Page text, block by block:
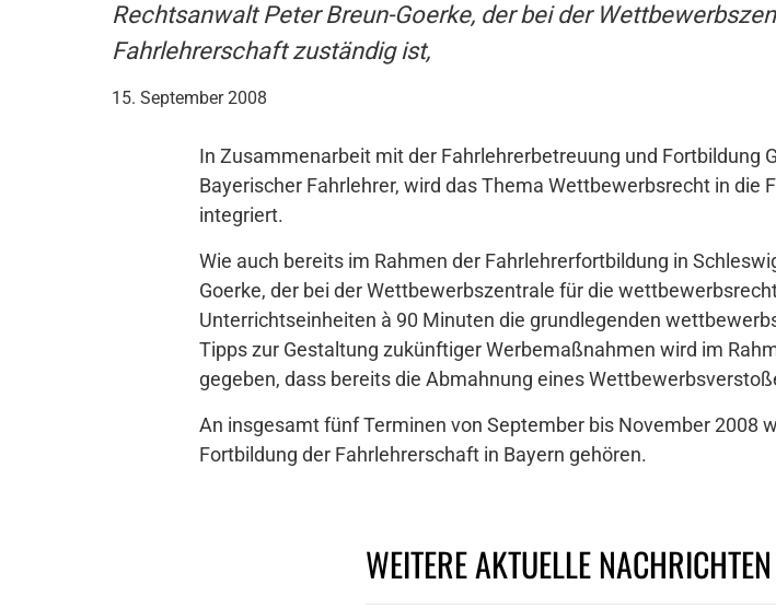
Rechtsanwalt Peter Breun-Goerke, der bei der
Fahrlehrerschaft zuständig ist,
15. September 2008
In Zusammenarbeit mit der Fahrlehrerbetreuung und Fortbildung
Bayerischer Fahrlehrer, wird das Thema Wettbewerbsrecht in
integriert.
Wie auch bereits im Rahmen der Fahrlehrerfortbildung in
Goerke, der bei der Wettbewerbszentrale für die
Unterrichtseinheiten à 90 Minuten die grundlegenden
Tipps zur Gestaltung zukünftiger Werbemaßnahmen wird im
gegeben, dass bereits die Abmahnung eines
An insgesamt fünf Terminen von September bis November 2008
Fortbildung der Fahrlehrerschaft in Bayern gehören.
WEITERE AKTUELLE NACHRICHTEN